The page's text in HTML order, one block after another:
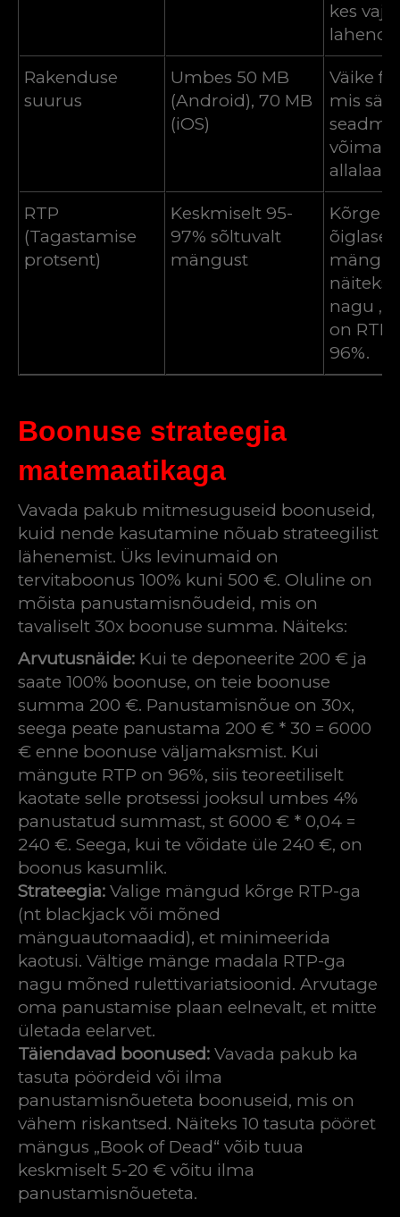
kes
Rakenduse
suurus
Umbes 50 MB
(Android), 70 MB
(iOS)
Väike
mis
RTP
(Tagastamise
protsent)
Keskmiselt 95-
97% sõltuvalt
mängust
Kõrge
õiglase
näiteks
nagu
on
96%.
Boonuse strateegia
matemaatikaga
Vavada pakub mitmesuguseid boonuseid,
kuid nende kasutamine nõuab strateegilist
lähenemist. Üks levinumaid on
tervitaboonus 100% kuni 500 €. Oluline on
mõista panustamisnõudeid, mis on
tavaliselt 30x boonuse summa. Näiteks:
Arvutusnäide: Kui te deponeerite 200 € ja
saate 100% boonuse, on teie boonuse
summa 200 €. Panustamisnõue on 30x,
seega peate panustama 200 € * 30 = 6000
€ enne boonuse väljamaksmist. Kui
mängute RTP on 96%, siis teoreetiliselt
kaotate selle protsessi jooksul umbes 4%
panustatud summast, st 6000 € * 0,04 =
240 €. Seega, kui te võidate üle 240 €, on
boonus kasumlik.
Strateegia: Valige mängud kõrge RTP-ga
(nt blackjack või mõned
mänguautomaadid), et minimeerida
kaotusi. Vältige mänge madala RTP-ga
nagu mõned rulettivariatsioonid. Arvutage
oma panustamise plaan eelnevalt, et mitte
ületada eelarvet.
Täiendavad boonused: Vavada pakub ka
tasuta pöördeid või ilma
panustamisnõueteta boonuseid, mis on
vähem riskantsed. Näiteks 10 tasuta pööret
mängus „Book of Dead“ võib tuua
keskmiselt 5-20 € võitu ilma
panustamisnõueteta.